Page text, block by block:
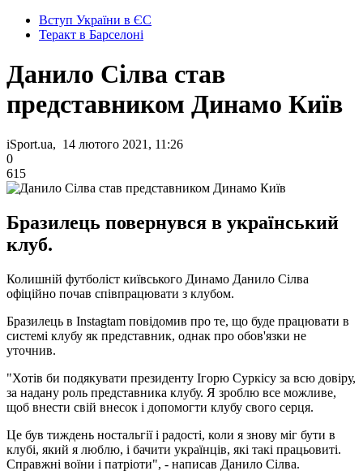
Вступ України в ЄС
Теракт в Барселоні
Данило Сілва став
представником Динамо Київ
iSport.ua, 14 лютого 2021, 11:26
0
615
Бразилець повернувся в український
клуб.
Колишній футболіст київського Динамо Данило Сілва
офіційно почав співпрацювати з клубом.
Бразилець в Instagtam повідомив про те, що буде працювати в
системі клубу як представник, однак про обов'язки не
уточнив.
"Хотів би подякувати президенту Ігорю Суркісу за всю довіру,
за надану роль представника клубу. Я зроблю все можливе,
щоб внести свій внесок і допомогти клубу свого серця.
Це був тиждень ностальгії і радості, коли я знову міг бути в
клубі, який я люблю, і бачити українців, які такі працьовиті.
Справжні воїни і патріоти", - написав Данило Сілва.